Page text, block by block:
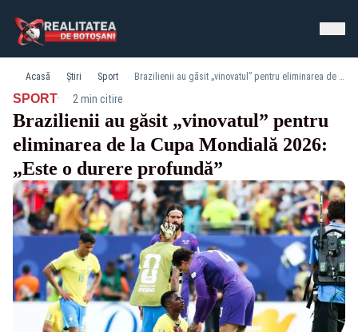
Acasă Știri Sport Brazilienii au găsit „vinovatul” pentru eliminarea de la Cupa Mondială 2026: „Este o durere profundă”
SPORT· 2 min citire
Brazilienii au găsit „vinovatul” pentru
eliminarea de la Cupa Mondială 2026:
„Este o durere profundă”